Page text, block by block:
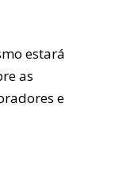
estará
as
e